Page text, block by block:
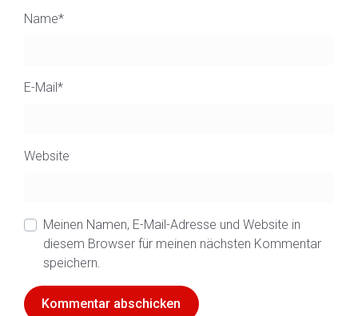
Name*
E-Mail*
Website
Meinen Namen, E-Mail-Adresse und Website in
diesem Browser für meinen nächsten Kommentar
speichern.